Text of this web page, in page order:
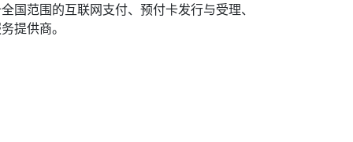
范围的互联网支付、预付卡发行与受理、
提供商。